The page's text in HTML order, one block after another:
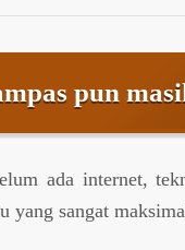
pun
ada internet,
yang sangat